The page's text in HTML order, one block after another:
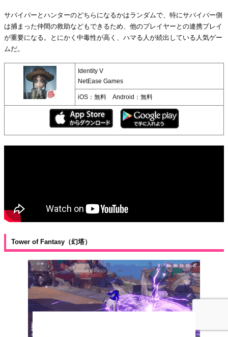
サバイバーとハンターのどちらになるかはランダムで、特にサバイバー側
は捕まった仲間の救助などもできるため、他のプレイヤーとの連携プレイ
が重要になる。とにかく中毒性が高く、ハマる人が続出している人気ゲー
ムだ。
Identity V
NetEase Games
iOS：無料 Android：無料
Tower of Fantasy（幻塔）